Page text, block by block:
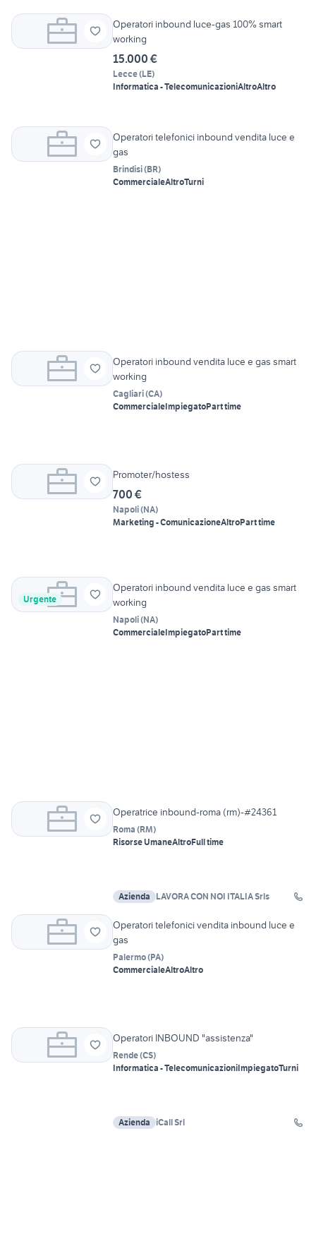
Operatori inbound luce-gas 100% smart
working
15.000 €
Lecce(LE)
Informatica - TelecomunicazioniAltroAltro
Operatori telefonici inbound vendita luce e
gas
Brindisi(BR)
CommercialeAltroTurni
Operatori inbound vendita luce e gas smart
working
Cagliari(CA)
CommercialeImpiegatoPart time
Promoter/hostess
700 €
Napoli(NA)
Marketing - ComunicazioneAltroPart time
Urgente
Operatori inbound vendita luce e gas smart
working
Napoli(NA)
CommercialeImpiegatoPart time
Operatrice inbound-roma (rm)-#24361
Roma (RM)
Risorse UmaneAltroFull time
Azienda LAVORA CON NOI ITALIA Srls
Operatori telefonici vendita inbound luce e
gas
Palermo(PA)
CommercialeAltroAltro
Operatori INBOUND "assistenza"
Rende(CS)
Informatica - TelecomunicazioniImpiegatoTurni
Azienda iCall Srl